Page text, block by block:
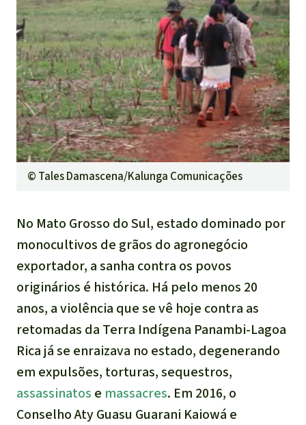
© Tales Damascena/Kalunga Comunicações
No Mato Grosso do Sul, estado dominado por
monocultivos de grãos do agronegócio
exportador, a sanha contra os povos
originários é histórica. Há pelo menos 20
anos, a violência que se vê hoje contra as
retomadas da Terra Indígena Panambi-Lagoa
Rica já se enraizava no estado, degenerando
em expulsões, torturas, sequestros,
assassinatos e massacres. Em 2016, o
Conselho Aty Guasu Guarani Kaiowá e